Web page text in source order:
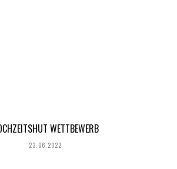
WETTBEWERB
23.06.2022